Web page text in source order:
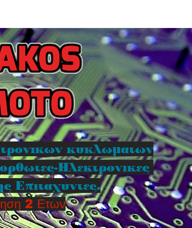
κυκλωματων
Ηλεκτρονικες
Επιταχυντες.
2 Ετων